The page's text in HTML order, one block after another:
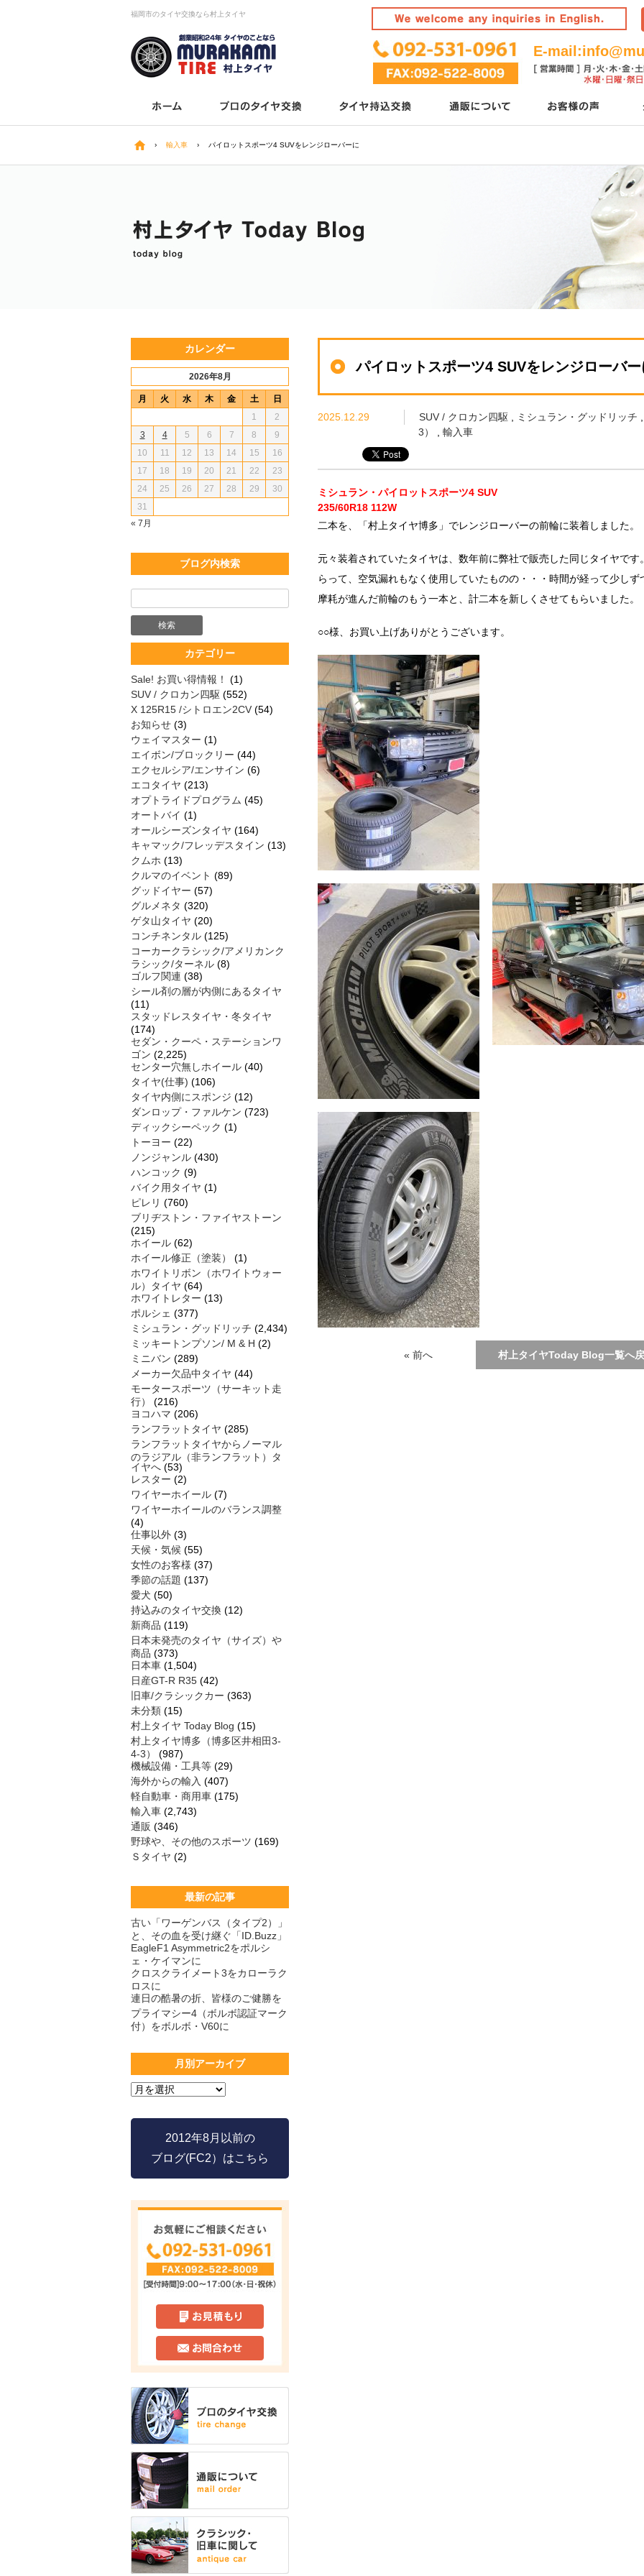
福岡市のタイヤ交換なら村上タイヤ
E-mail:
› 輸入車 › パイロットスポーツ4 SUVをレンジローバーに
パイロットスポーツ4 SUVをレンジローバー
2025.12.29 SUV / クロカン四駆 ミシュラン・グッドリッチ
3）
輸入車
ミシュラン・パイロットスポーツ4 SUV
235/60R18 112W
二本を、「村上タイヤ博多」でレンジローバーの前輪に装着しました。
元々装着されていたタイヤは、数年前に弊社で販売した同じタイヤで
らって、空気漏れもなく使用していたものの・・・時間が経って少し
摩耗が進んだ前輪のもう一本と、計二本を新しくさせてもらいました。
○○様、お買い上げありがとうございます。
« 前へ 村上タイヤToday Blog一覧へ
カレンダー
2026年8月
月 火 水 木 金 土 日
« 7月
1
2
3
4 5 6 7 8
9
10
11 12 13 14 15
16
17
18 19 20 21 22
23
24
25 26 27 28 29
30
31
ブログ内検索
カテゴリー
Sale! お買い得情報！
(1)
SUV / クロカン四駆 (552)
X 125R15 /シトロエン2CV (54)
お知らせ (3)
ウェイマスター (1)
エイボン/ブロックリー (44)
エクセルシア/エンサイン (6)
エコタイヤ (213)
オプトライドプログラム (45)
オートバイ (1)
オールシーズンタイヤ (164)
キャマック/フレッデスタイン (13)
クムホ (13)
クルマのイベント (89)
グッドイヤー (57)
グルメネタ (320)
ゲタ山タイヤ (20)
コンチネンタル (125)
コーカークラシック/アメリカンク
ラシック/ターネル (8)
ゴルフ関連 (38)
シール剤の層が内側にあるタイヤ
(11)
スタッドレスタイヤ・冬タイヤ
(174)
セダン・クーペ・ステーションワ
ゴン (2,225)
センター穴無しホイール (40)
タイヤ(仕事) (106)
タイヤ内側にスポンジ (12)
ダンロップ・ファルケン (723)
ディックシーペック (1)
トーヨー (22)
ノンジャンル (430)
ハンコック (9)
バイク用タイヤ (1)
ピレリ (760)
ブリヂストン・ファイヤストーン
(215)
ホイール (62)
ホイール修正（塗装）
(1)
ホワイトリボン（ホワイトウォー
ル）タイヤ (64)
ホワイトレター (13)
ポルシェ (377)
ミシュラン・グッドリッチ (2,434)
ミッキートンプソン/ M & H (2)
ミニバン (289)
メーカー欠品中タイヤ (44)
モータースポーツ（サーキット走
行）
(216)
ヨコハマ (206)
ランフラットタイヤ (285)
ランフラットタイヤからノーマル
のラジアル（非ランフラット）タ
イヤへ (53)
レスター (2)
ワイヤーホイール (7)
ワイヤーホイールのバランス調整
(4)
仕事以外 (3)
天候・気候 (55)
女性のお客様 (37)
季節の話題 (137)
愛犬 (50)
持込みのタイヤ交換 (12)
新商品 (119)
日本未発売のタイヤ（サイズ）や
商品 (373)
日本車 (1,504)
日産GT-R R35 (42)
旧車/クラシックカー (363)
未分類 (15)
村上タイヤ Today Blog (15)
村上タイヤ博多（博多区井相田3-
4-3）
(987)
機械設備・工具等 (29)
海外からの輸入 (407)
軽自動車・商用車 (175)
輸入車 (2,743)
通販 (346)
野球や、その他のスポーツ (169)
Ｓタイヤ (2)
最新の記事
古い「ワーゲンバス（タイプ2）」
と、その血を受け継ぐ「ID.Buzz」
EagleF1 Asymmetric2をポルシ
ェ・ケイマンに
クロスクライメート3をカローラク
ロスに
連日の酷暑の折、皆様のご健勝を
プライマシー4（ボルボ認証マーク
付）をボルボ・V60に
月別アーカイブ
2012年8月以前の
ブログ(FC2）はこちら